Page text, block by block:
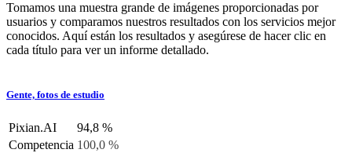
Tomamos una muestra grande de imágenes proporcionadas por
usuarios y comparamos nuestros resultados con los servicios mejor
conocidos. Aquí están los resultados y asegúrese de hacer clic en
cada título para ver un informe detallado.
Gente, fotos de estudio
Pixian.AI
94,8 %
Competencia 100,0 %